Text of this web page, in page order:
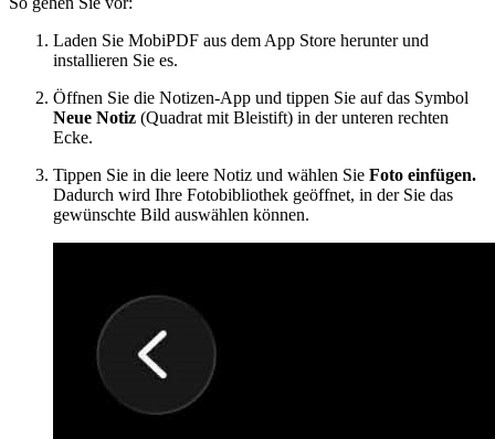
Laden Sie MobiPDF aus dem App Store herunter und
installieren Sie es.
Öffnen Sie die Notizen-App und tippen Sie auf das Symbol
Neue Notiz (Quadrat mit Bleistift) in der unteren rechten
Ecke.
Tippen Sie in die leere Notiz und wählen Sie Foto einfügen.
Dadurch wird Ihre Fotobibliothek geöffnet, in der Sie das
gewünschte Bild auswählen können.